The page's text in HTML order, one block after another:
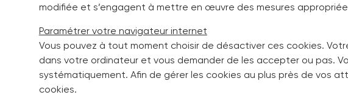
modifiée et s’engagent à mettre en œuvre des mesures
Paramétrer votre navigateur internet
Vous pouvez à tout moment choisir de désactiver ces cookies.
dans votre ordinateur et vous demander de les accepter ou pas.
systématiquement. Afin de gérer les cookies au plus près de vos
cookies.